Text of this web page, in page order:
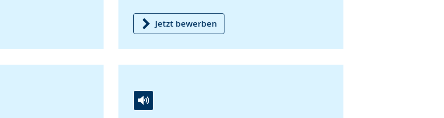
Jetzt bewerben